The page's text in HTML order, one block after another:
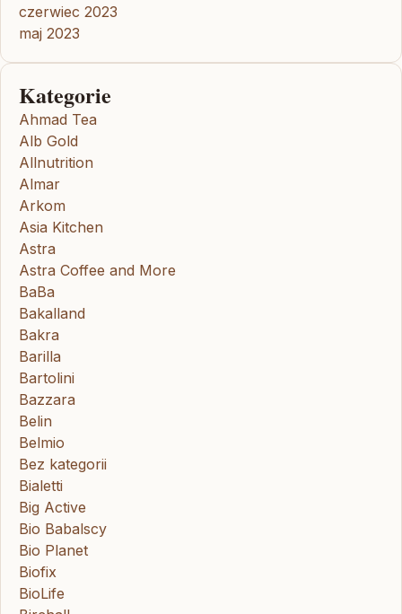
czerwiec 2023
maj 2023
Kategorie
Ahmad Tea
Alb Gold
Allnutrition
Almar
Arkom
Asia Kitchen
Astra
Astra Coffee and More
BaBa
Bakalland
Bakra
Barilla
Bartolini
Bazzara
Belin
Belmio
Bez kategorii
Bialetti
Big Active
Bio Babalscy
Bio Planet
Biofix
BioLife